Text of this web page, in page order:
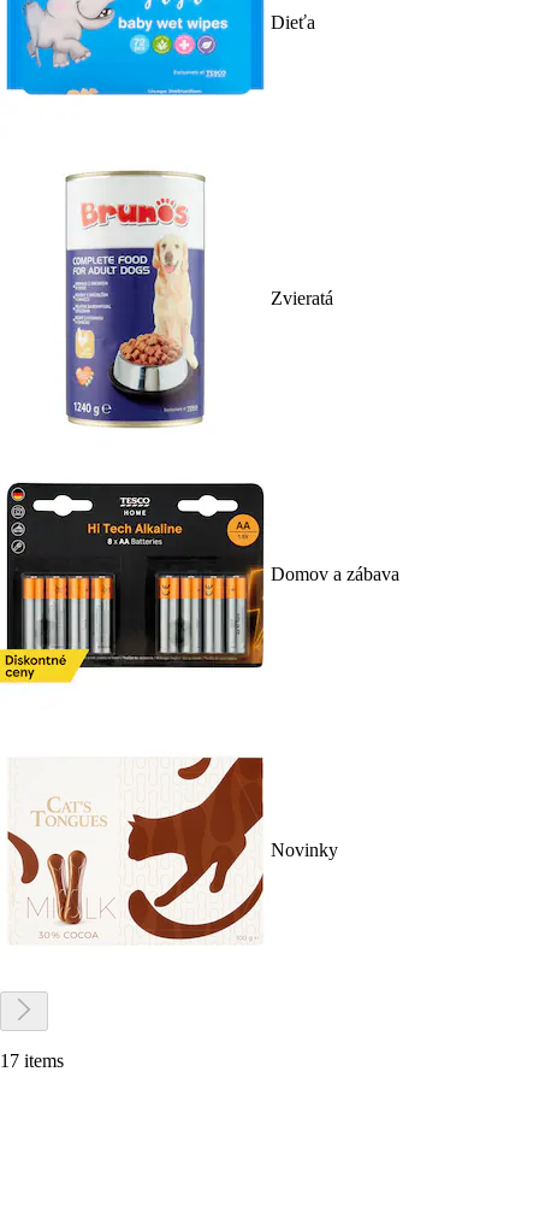
Dieťa
Zvieratá
Domov a zábava
Novinky
17 items